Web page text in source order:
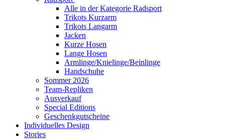
Alle in der Kategorie Radsport
Trikots Kurzarm
Trikots Langarm
Jacken
Kurze Hosen
Lange Hosen
Armlinge/Knielinge/Beinlinge
Handschuhe
Sommer 2026
Team-Repliken
Ausverkauf
Special Editions
Geschenkgutscheine
Individuelles Design
Stories